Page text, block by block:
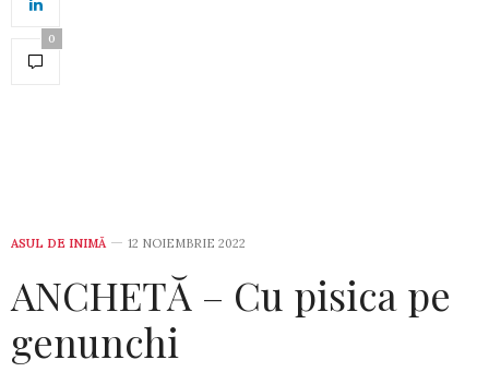
0
ASUL DE INIMĂ 12 NOIEMBRIE 2022
ANCHETĂ – Cu pisica pe
genunchi